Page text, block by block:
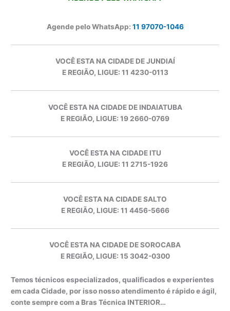
Agende pelo WhatsApp: 11 97070-1046
VOCÊ ESTA NA CIDADE DE JUNDIAÍ
E REGIÃO, LIGUE: 11 4230-0113
VOCÊ ESTA NA CIDADE DE INDAIATUBA
E REGIÃO, LIGUE: 19 2660-0769
VOCÊ ESTA NA CIDADE ITU
E REGIÃO, LIGUE: 11 2715-1926
VOCÊ ESTA NA CIDADE SALTO
E REGIÃO, LIGUE: 11 4456-5666
VOCÊ ESTA NA CIDADE DE SOROCABA
E REGIÃO, LIGUE: 15 3042-0300
Temos técnicos especializados, qualificados e experientes
em cada Cidade, por isso nosso atendimento é rápido e ágil,
conte sempre com a Bras Técnica INTERIOR…